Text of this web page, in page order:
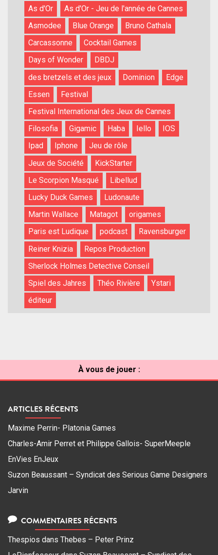
As d'Or
As d'Or - Jeu de l'année de Cannes
Asmodee
Blue Orange
Bruno Cathala
Carcassonne
Cocktail Games
Days of Wonder
DBDJ
des bretzels et des jeux
Dominion
Edge
Essen
Festival
Festival International des Jeux de Cannes
Filosofia
Gigamic Haba Iello
IOS
Ipad
Iphone
Jeu de rôle
Jeux de Société
KickStarter
Le Scorpion Masqué
Libellud
Lucky Duck Games
Ludonaute
Martin Wallace
Matagot
origames
Paris est Ludique
podcast
Ravensburger
Reiner Knizia
Repos Production
Sherlock Holmes Detective Conseil
Spiel des Jahres
Théo Rivière
Ystari
éditeur
À vous de jouer :
ARTICLES RÉCENTS
Maxime Perrin- Platonia Games
Charles-Amir Perret et Philippe Gallois- SuperMeeple
EnVies EnJeux
Suzon Beaussant – Syndicat des Serious Game Designers
Jarvin
COMMENTAIRES RÉCENTS
Thespios dans Thebes – Peter Prinz